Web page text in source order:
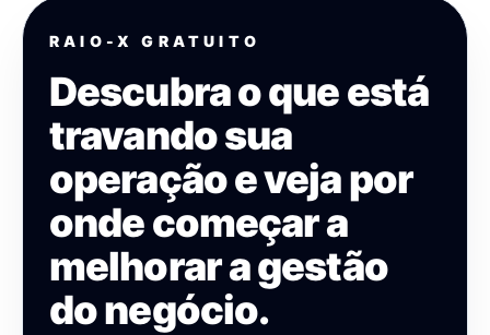
RAIO-X GRATUITO
Descubra o que está
travando sua
operação e veja por
onde começar a
melhorar a gestão
do negócio.